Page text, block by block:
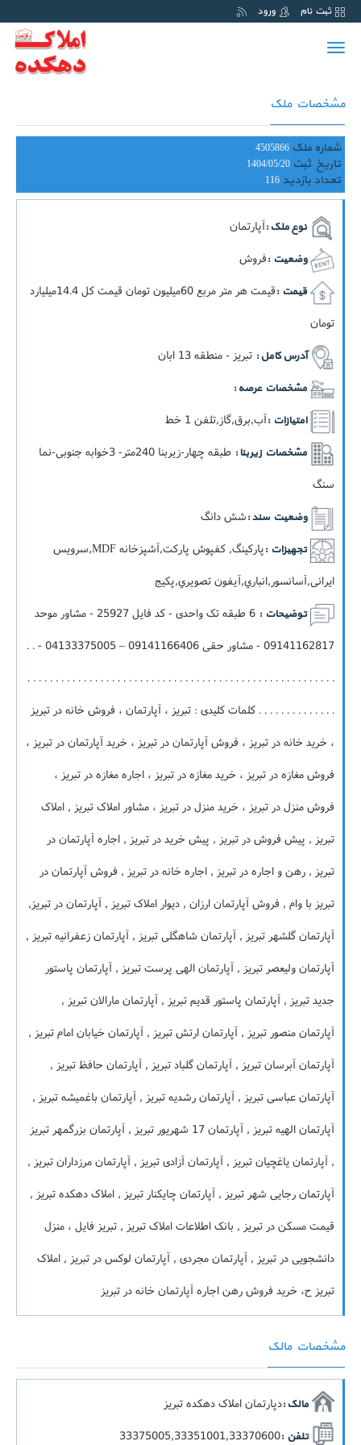
ثبت نام ورود
Toggle
مشخصات ملک
شماره ملک 4505866
تاریخ ثبت 1404/05/20
تعداد بازدید 116
نوع ملک :آپارتمان
وضعیت :فروش
قیمت :
قيمت هر متر مربع 60ميليون تومان قيمت کل 14.4ميليارد
تومان
آدرس کامل : تبریز - منطقه 13 ابان
مشخصات عرصه :
امتیازات :آب,برق,گاز,تلفن 1 خط
مشخصات زیربنا :
طبقه چهار-زيربنا 240متر- 3خوابه جنوبی-نما
سنگ
وضعیت سند :شش دانگ
تجهیزات :
پارکینگ, کفپوش پارکت,آشپزخانه MDF,سرویس
ایرانی,آسانسور,انباري,آيفون تصويري,پکيج
توضیحات :
6 طبقه تک واحدی - کد فایل 25927 - مشاور موحد
09141162817 - مشاور حقی 09141166406 – 04133375005 - . .
. . . . . . . . . . . . . . . . . . . . . . . . . . . . . . . . . . . . . . . . . . . . . . . . . . . . . . .
. . . . . . . . . . . . . . کلمات کلیدی : تبریز ، آپارتمان ، فروش خانه در تبریز
، خرید خانه در تبریز ، فروش آپارتمان در تبریز ، خرید آپارتمان در تبریز ،
فروش مغازه در تبریز ، خرید مغازه در تبریز ، اجاره مغازه در تبریز ،
فروش منزل در تبریز ، خرید منزل در تبریز ، مشاور املاک تبریز , املاک
تبریز , پیش فروش در تبریز , پیش خرید در تبریز , اجاره آپارتمان در
تبریز , رهن و اجاره در تبریز , اجاره خانه در تبریز , فروش آپارتمان در
تبریز با وام , فروش آپارتمان ارزان , دیوار املاک تبریز , آپارتمان در تبریز,
آپارتمان گلشهر تبریز , آپارتمان شاهگلی تبریز , آپارتمان زعفرانیه تبریز ,
آپارتمان ولیعصر تبریز , آپارتمان الهی پرست تبریز , آپارتمان پاستور
جدید تبریز , آپارتمان پاستور قدیم تبریز , آپارتمان مارالان تبریز ,
آپارتمان منصور تبریز , آپارتمان ارتش تبریز , آپارتمان خیابان امام تبریز ,
آپارتمان آبرسان تبریز , آپارتمان گلباد تبریز , آپارتمان حافظ تبریز ,
آپارتمان عباسی تبریز , آپارتمان رشدیه تبریز , آپارتمان باغمیشه تبریز ,
آپارتمان الهیه تبریز , آپارتمان 17 شهریور تبریز , آپارتمان بزرگمهر تبریز
, آپارتمان یاغچیان تبریز , آپارتمان آزادی تبریز , آپارتمان مرزداران تبریز ,
آپارتمان رجایی شهر تبریز , آپارتمان چایکنار تبریز , املاک دهکده تبریز ,
قیمت مسکن در تبریز , بانک اطلاعات املاک تبریز , تبریز فایل ، منزل
دانشجویی در تبریز , آپارتمان مجردی , آپارتمان لوکس در تبریز , املاک
تبریز ح، خرید فروش رهن اجاره آپارتمان خانه در تبریز
مشخصات مالک
مالک :دپارتمان املاک دهکده تبریز
تلفن :33375005,33351001,33370600